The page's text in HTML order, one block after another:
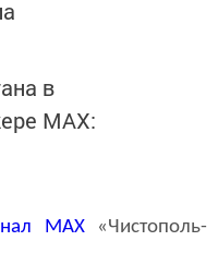
в
MАХ:
MAX«Чистополь-